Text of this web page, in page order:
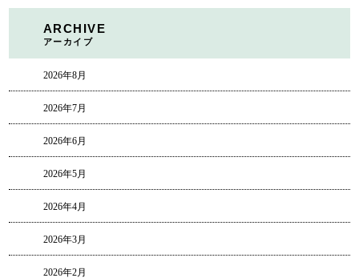
ARCHIVE
アーカイブ
2026年8月
2026年7月
2026年6月
2026年5月
2026年4月
2026年3月
2026年2月